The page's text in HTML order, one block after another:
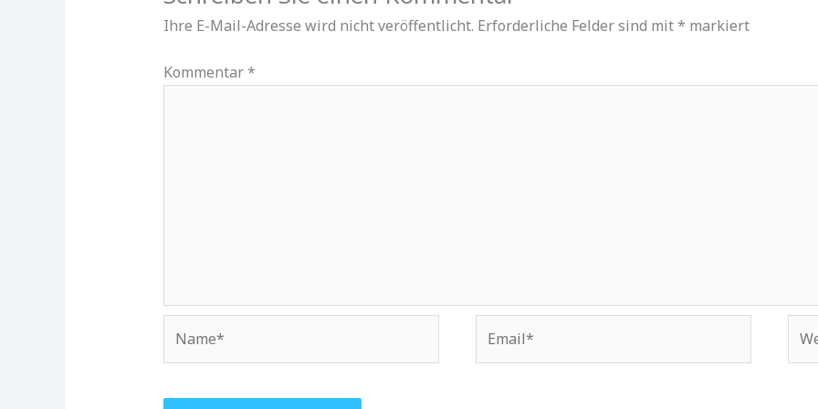
Ihre E-Mail-Adresse wird nicht veröffentlicht. Erforderliche Felder sind mit* markiert
Kommentar*